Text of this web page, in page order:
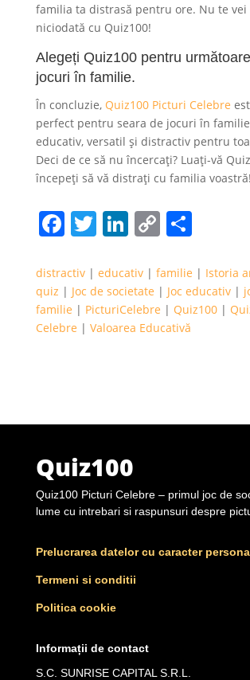
familia ta distrasă pentru ore. Nu te
niciodată cu Quiz100!
Alegeți Quiz100 pentru
jocuri în familie.
În concluzie, Quiz100 Picturi Celebre
perfect pentru seara de jocuri în
educativ, versatil și distractiv pentru
Deci de ce să nu încercați? Luați-vă
începeți să vă distrați cu familia voastră!
Facebook
Twitter
LinkedIn
Copy
distractiv| educativ| familie | Istoria
quiz | Joc de societate | Joc educativ|
familie | PicturiCelebre | Quiz100|
Celebre | Valoarea Educativă
Quiz100
Quiz100 Picturi Celebre – primul joc de
lume cu intrebari si raspunsuri despre
Prelucrarea datelor cu caracter
Termeni si conditii
Politica cookie
Informații de contact
S.C. SUNRISE CAPITAL S.R.L.